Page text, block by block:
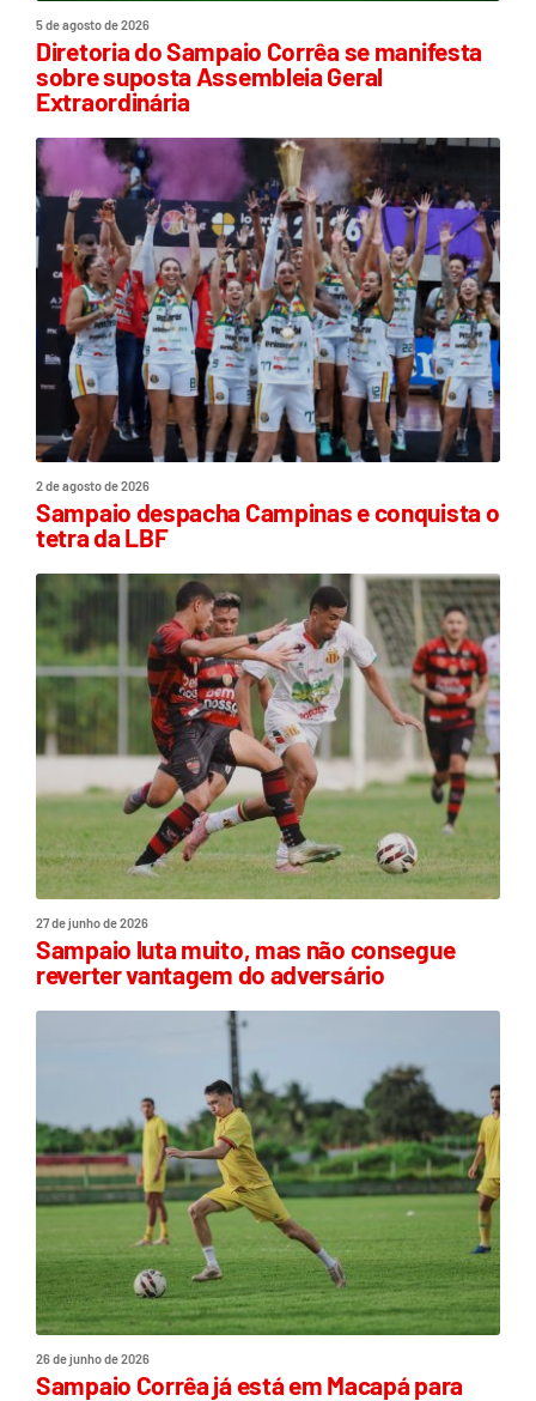
5 de agosto de 2026
Diretoria do Sampaio Corrêa se manifesta
sobre suposta Assembleia Geral
Extraordinária
2 de agosto de 2026
Sampaio despacha Campinas e conquista o
tetra da LBF
27 de junho de 2026
Sampaio luta muito, mas não consegue
reverter vantagem do adversário
26 de junho de 2026
Sampaio Corrêa já está em Macapá para